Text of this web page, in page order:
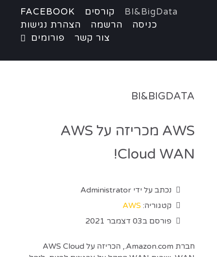
BI&BigData קורסים
FACEBOOK
כניסה
הרשמה
הצהרת נגישות
צור קשר
פורומים
BI&BIGDATA
AWS מכריזה על AWS
Cloud WAN!
נכתב על ידי Administrator
קטגוריה: AWS
פורסם ב03 דצמבר 2021
חברת Amazon.com., הכריזה על AWS Cloud